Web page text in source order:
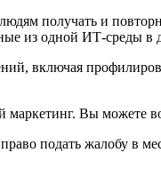
получать и
из одной ИТ-среды
включая
маркетинг. Вы можете
подать жалобу в